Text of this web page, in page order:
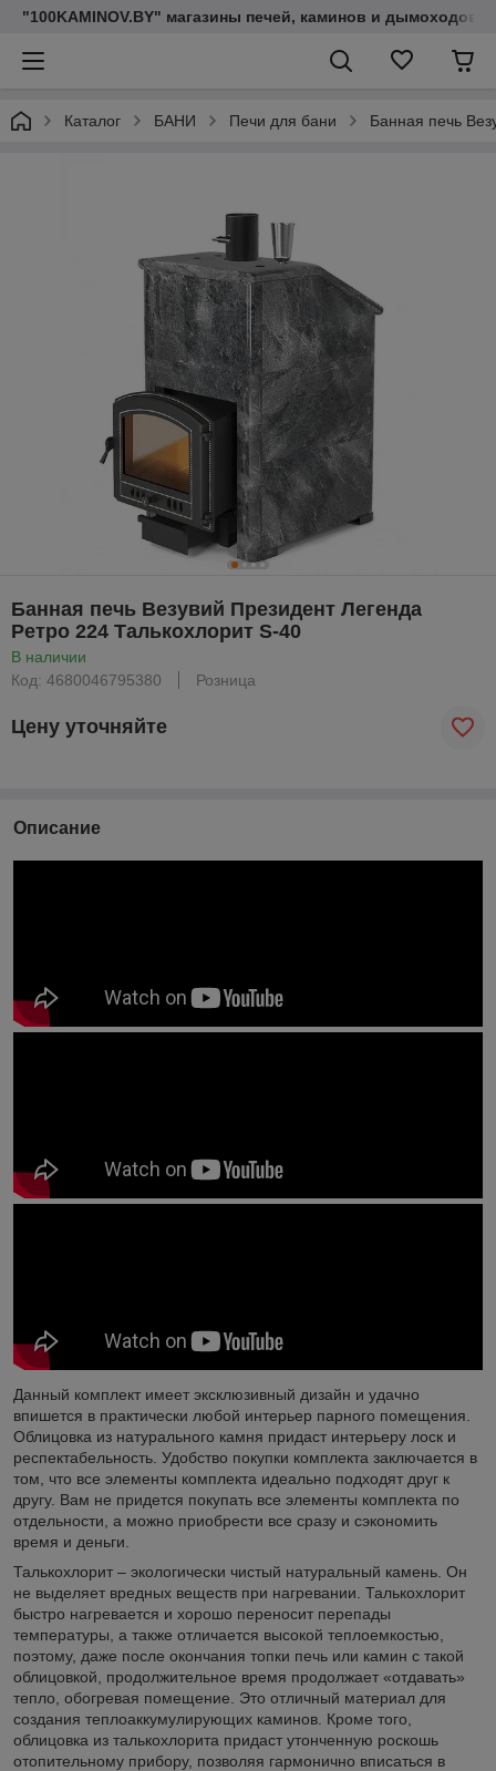
"100KAMINOV.BY" магазины печей, каминов и дымоходов
Каталог БАНИ Печи для бани Банная печь
Банная печь Везувий Президент Легенда
Ретро 224 Талькохлорит S-40
В наличии
Код: 4680046795380
Розница
Цену уточняйте
Описание
Данный комплект имеет эксклюзивный дизайн и удачно
впишется в практически любой интерьер парного помещения.
Облицовка из натурального камня придаст интерьеру лоск и
респектабельность. Удобство покупки комплекта заключается в
том, что все элементы комплекта идеально подходят друг к
другу. Вам не придется покупать все элементы комплекта по
отдельности, а можно приобрести все сразу и сэкономить
время и деньги.
Талькохлорит – экологически чистый натуральный камень. Он
не выделяет вредных веществ при нагревании. Талькохлорит
быстро нагревается и хорошо переносит перепады
температуры, а также отличается высокой теплоемкостью,
поэтому, даже после окончания топки печь или камин с такой
облицовкой, продолжительное время продолжает «отдавать»
тепло, обогревая помещение. Это отличный материал для
создания теплоаккумулирующих каминов. Кроме того,
облицовка из талькохлорита придаст утонченную роскошь
отопительному прибору, позволяя гармонично вписаться в